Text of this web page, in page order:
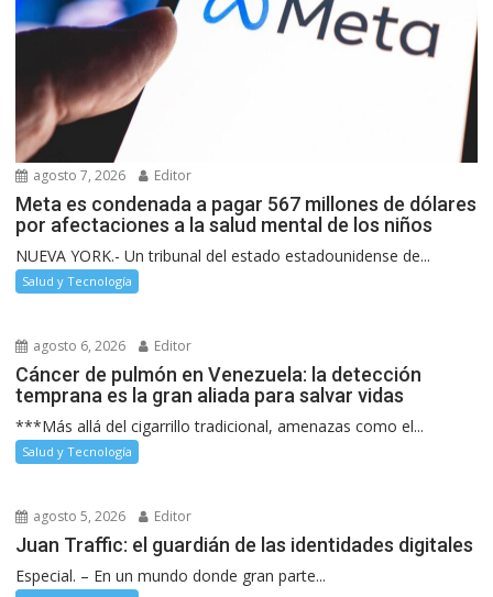
agosto 7, 2026 Editor
Meta es condenada a pagar 567 millones de dólares
por afectaciones a la salud mental de los niños
NUEVA YORK.- Un tribunal del estado estadounidense de...
Salud y Tecnología
agosto 6, 2026 Editor
Cáncer de pulmón en Venezuela: la detección
temprana es la gran aliada para salvar vidas
***Más allá del cigarrillo tradicional, amenazas como el...
Salud y Tecnología
agosto 5, 2026 Editor
Juan Traffic: el guardián de las identidades digitales
Especial. – En un mundo donde gran parte...